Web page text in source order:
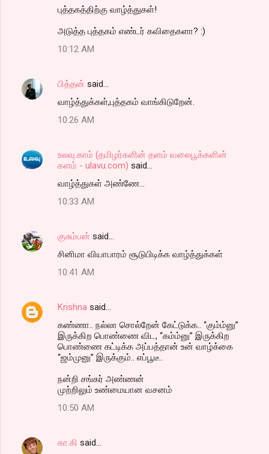
புத்தகத்திற்கு வாழ்த்துகள்!
அடுத்த புத்தகம் எண்டர் கவிதைகளா? :)
10:12 AM
பித்தன் said…
வாழ்த்துக்கள்,புத்தகம் வாங்கிடுறேன்.
10:26 AM
உலவு.காம் (தமிழர்களின் தளம் வலைபூக்களின்
களம் - ulavu.com) said…
வாழ்த்துகள் அண்ணே...
10:33 AM
குசும்பன் said…
சினிமா வியாபாரம் சூடுபிடிக்க வாழ்த்துக்கள்
10:41 AM
Krishna said…
கண்ணா.. நல்லா சொல்றேன் கேட்டுக்க.. “கும்ம்னு”
இருக்கிற பொண்ணை விட, “கம்ம்னு” இருக்கிற
பொண்ணை கட்டிக்க அப்பத்தான் உன் வாழ்க்கை
“ஜம்முனு” இருக்கும்.. எப்பூடீ..
நன்றி சங்கர் அண்ணன்
முற்றிலும் உண்மையான வசனம்
10:50 AM
கா.கி said…